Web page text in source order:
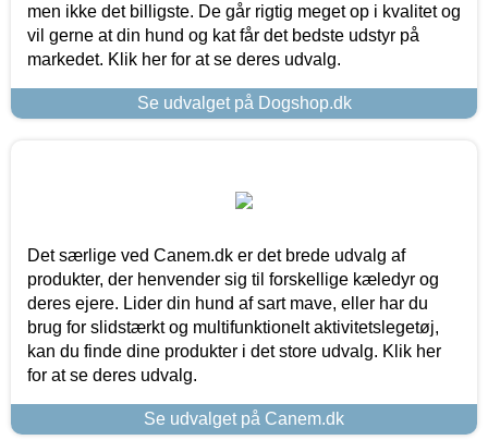
men ikke det billigste. De går rigtig meget op i kvalitet og
vil gerne at din hund og kat får det bedste udstyr på
markedet. Klik her for at se deres udvalg.
Se udvalget på Dogshop.dk
Det særlige ved Canem.dk er det brede udvalg af
produkter, der henvender sig til forskellige kæledyr og
deres ejere. Lider din hund af sart mave, eller har du
brug for slidstærkt og multifunktionelt aktivitetslegetøj,
kan du finde dine produkter i det store udvalg. Klik her
for at se deres udvalg.
Se udvalget på Canem.dk